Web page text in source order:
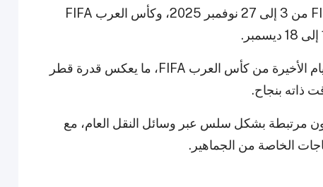
تستضيف البلاد أيضاً كأس العالم تحت 17 سنة FIFA من 3 إلى 27 نوفمبر 2025، وكأس العرب FIFA
وسيتزامن كأس العالم للأندية FIFA 2025 مع الأيام الأخيرة من كأس العرب FIFA، ما يعكس قدرة قطر
ذاته بنجاح.
مرتبطة بشكل سلس عبر وسائل النقل العام، مع
الخاصة من الجماهير.